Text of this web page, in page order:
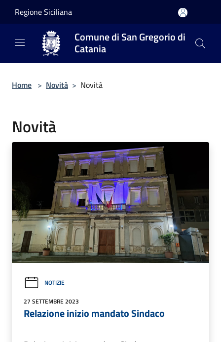
Regione Siciliana
Comune di San Gregorio di
Catania
Home > Novità > Novità
Novità
NOTIZIE
27 SETTEMBRE 2023
Relazione inizio mandato Sindaco